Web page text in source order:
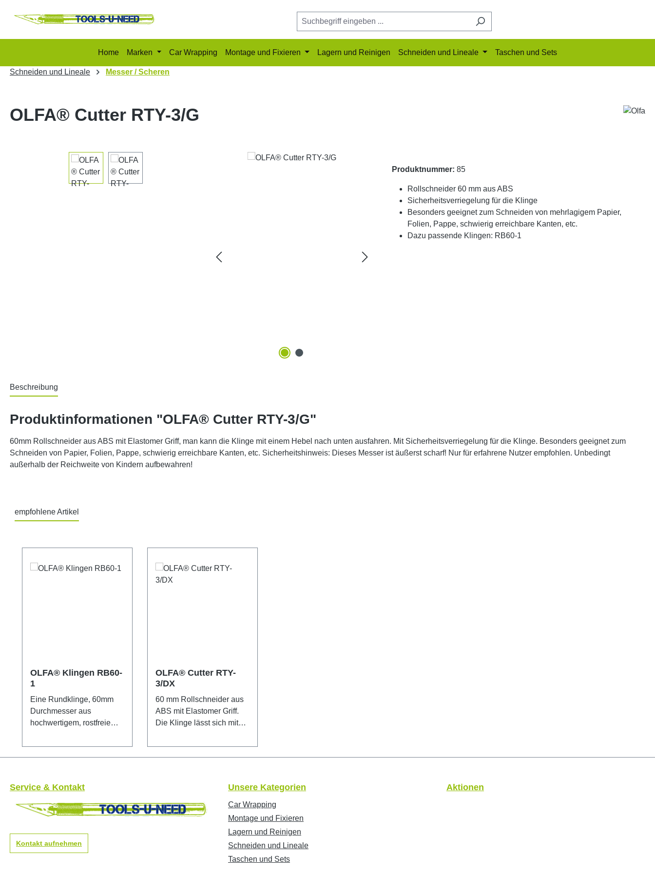
Home Marken Car Wrapping Montage und Fixieren Lagern und Reinigen Schneiden und Lineale Taschen und Sets
Schneiden und Lineale Messer / Scheren
OLFA® Cutter RTY-3/G
Bildergalerie überspringen
Produktnummer: 85
Rollschneider 60 mm aus ABS
Sicherheitsverriegelung für die Klinge
Besonders geeignet zum Schneiden von mehrlagigem Papier,
Folien, Pappe, schwierig erreichbare Kanten, etc.
Dazu passende Klingen: RB60-1
Beschreibung
Produktinformationen "OLFA® Cutter RTY-3/G"
60mm Rollschneider aus ABS mit Elastomer Griff, man kann die Klinge mit einem Hebel nach unten ausfahren. Mit Sicherheitsverriegelung für die Klinge. Besonders geeignet zum
Schneiden von Papier, Folien, Pappe, schwierig erreichbare Kanten, etc. Sicherheitshinweis: Dieses Messer ist äußerst scharf! Nur für erfahrene Nutzer empfohlen. Unbedingt
außerhalb der Reichweite von Kindern aufbewahren!
empfohlene Artikel
OLFA® Klingen RB60-
1
Eine Rundklinge, 60mm
Durchmesser aus
hochwertigem, rostfreiem
wird mit OLFAs präziser
Multi-Step-Produktion für
produziert.
Sicherheitshinweis: Diese
Klinge ist äußerst scharf!
empfohlen. Unbedingt
außerhalb der Reichweite
OLFA® Cutter RTY-
3/DX
60 mm Rollschneider aus
ABS mit Elastomer Griff.
Die Klinge lässt sich mit
ausfahren. Mit
Sicherheitsverriegelung für
von Papier, Folien, Pappe,
schwierig erreichbare
Kanten, etc.
scharf! Nur für erfahrene
Service & Kontakt
Kontakt aufnehmen
Unsere Kategorien
Car Wrapping
Montage und Fixieren
Lagern und Reinigen
Schneiden und Lineale
Taschen und Sets
Aktionen